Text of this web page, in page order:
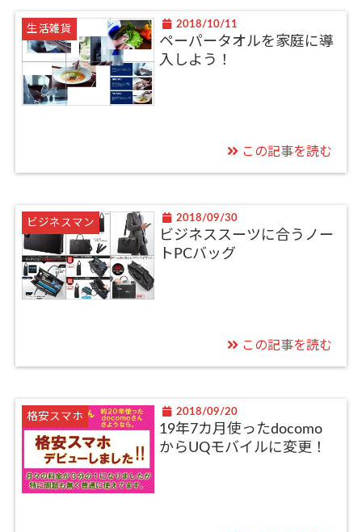
生活雑貨 2018/10/11
ペーパータオルを家庭に導
入しよう！
この記事を読む
ビジネスマン 2018/09/30
ビジネススーツに合うノー
トPCバッグ
この記事を読む
格安スマホ 2018/09/20
19年7カ月使ったdocomo
からUQモバイルに変更！